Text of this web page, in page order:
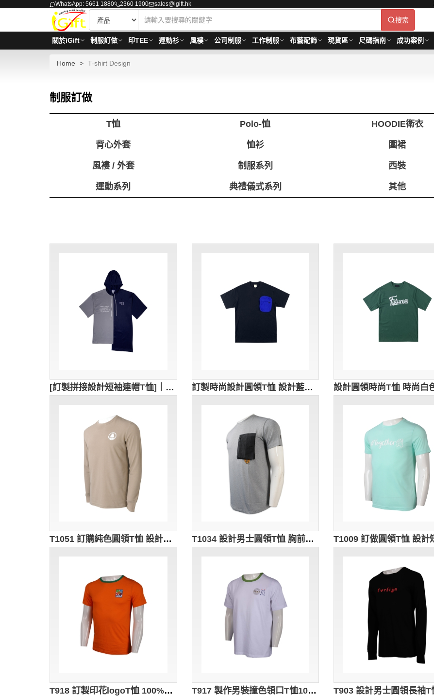
WhatsApp: 5661 1880 2360 1900 sales@igift.hk
搜索
關於iGift 制服訂做 印TEE 運動衫 風褸 公司制服 工作制服 布藝配飾 現貨區 尺碼指南 成功案例
Home T-shirt Design
制服訂做
T恤 Polo-恤 HOODIE衛衣
背心外套 恤衫 圍裙
風褸 / 外套 制服系列 西裝
運動系列 典禮儀式系列 其他
[訂製拼接設計短袖連帽T恤]｜深藍色與淺灰色拼接設計｜帶有白色抽繩｜繡花logo｜餐廳員工T恤｜不規則拚接｜ITSU｜T1168 訂製時尚設計圓領T恤 設計藍色左胸胸袋 個性T恤設計 時尚T恤設計 T恤供應商 T1131
T1051 訂購純色圓領T恤 設計前後幅印花logo T恤供應商 單珠地180g 環保組織 環保團體 漁農 T1034 設計男士圓領T恤 胸前設計拉鏈袋 淨灰色 繡花logo 好看 t 恤 T恤製衣廠
T918 訂製印花logoT恤 100%棉 澳門 陽光少年 T恤供應商 橙色 男生 短 t T917 製作男裝撞色領口T恤100%棉 澳門江蘇聯誼會 T恤生產商 白色 男生 短 t